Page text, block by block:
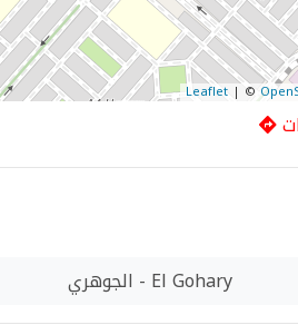
Leaflet | ©
El Gohary - الجوهري